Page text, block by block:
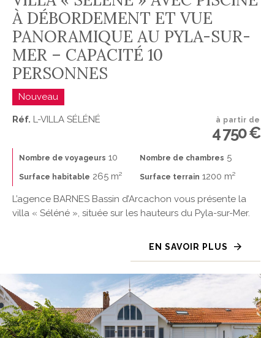
À DÉBORDEMENT ET VUE
PANORAMIQUE AU PYLA-SUR-
MER – CAPACITÉ 10
PERSONNES
Nouveau
Réf. L-VILLA SÉLÉNÉ à partir de
4 750 €
Nombre de voyageurs 10 Nombre de chambres 5
Surface habitable 265 m² Surface terrain 1200 m²
L’agence BARNES Bassin d’Arcachon vous présente la
villa « Séléné », située sur les hauteurs du Pyla-sur-Mer.
EN SAVOIR PLUS